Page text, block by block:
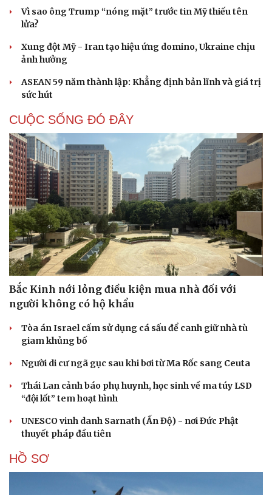
Vì sao ông Trump “nóng mặt” trước tin Mỹ thiếu tên
lửa?
Xung đột Mỹ - Iran tạo hiệu ứng domino, Ukraine chịu
ảnh hưởng
ASEAN 59 năm thành lập: Khẳng định bản lĩnh và giá trị
sức hút
CUỘC SỐNG ĐÓ ĐÂY
Bắc Kinh nới lỏng điều kiện mua nhà đối với
người không có hộ khẩu
Tòa án Israel cấm sử dụng cá sấu để canh giữ nhà tù
giam khủng bố
Người di cư ngã gục sau khi bơi từ Ma Rốc sang Ceuta
Thái Lan cảnh báo phụ huynh, học sinh về ma túy LSD
“đội lốt” tem hoạt hình
UNESCO vinh danh Sarnath (Ấn Độ) - nơi Đức Phật
thuyết pháp đầu tiên
HỒ SƠ